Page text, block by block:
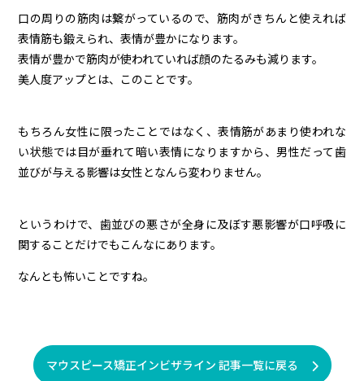
口の周りの筋肉は繋がっているので、筋肉がきちんと使えれば
表情筋も鍛えられ、表情が豊かになります。
表情が豊かで筋肉が使われていれば顔のたるみも減ります。
美人度アップとは、このことです。
もちろん女性に限ったことではなく、表情筋があまり使われな
い状態では目が垂れて暗い表情になりますから、男性だって歯
並びが与える影響は女性となんら変わりません。
というわけで、歯並びの悪さが全身に及ぼす悪影響が口呼吸に
関することだけでもこんなにあります。
なんとも怖いことですね。
マウスピース矯正インビザライン 記事一覧に戻る